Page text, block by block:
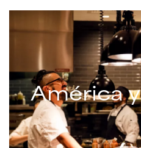
América